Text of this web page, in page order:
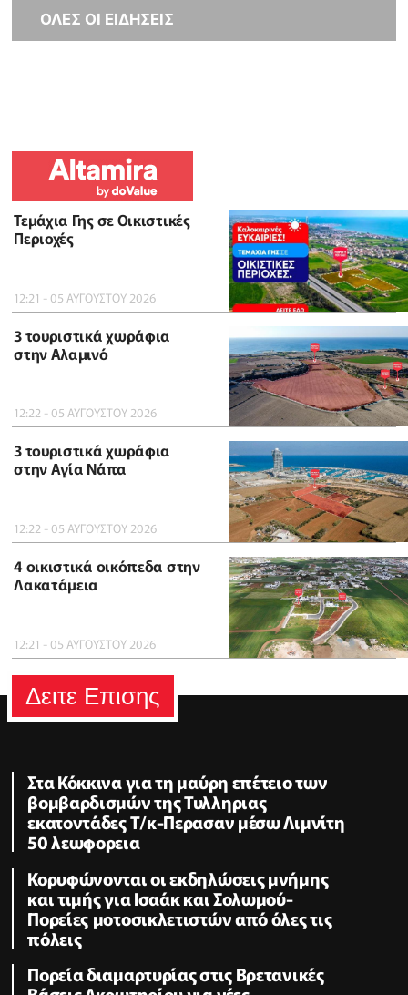
ΟΛΕΣ ΟΙ ΕΙΔΗΣΕΙΣ
Τεμάχια Γης σε Οικιστικές
Περιοχές
12:21 - 05 ΑΥΓΟΥΣΤΟΥ 2026
3 τουριστικά χωράφια
στην Αλαμινό
12:22 - 05 ΑΥΓΟΥΣΤΟΥ 2026
3 τουριστικά χωράφια
στην Αγία Νάπα
12:22 - 05 ΑΥΓΟΥΣΤΟΥ 2026
4 οικιστικά οικόπεδα στην
Λακατάμεια
12:21 - 05 ΑΥΓΟΥΣΤΟΥ 2026
Δειτε Επισης
Στα Κόκκινα για τη μαύρη επέτειο των
βομβαρδισμών της Τυλληριας
εκατοντάδες Τ/κ-Περασαν μέσω Λιμνίτη
50 λεωφορεια
Κορυφώνονται οι εκδηλώσεις μνήμης
και τιμής για Ισαάκ και Σολωμού-
Πορείες μοτοσικλετιστών από όλες τις
πόλεις
Πορεία διαμαρτυρίας στις Βρετανικές